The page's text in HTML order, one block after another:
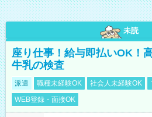
未読
座り仕事！給与即払いOK！
牛乳の検査
派遣 職種未経験OK 社会人未経験OK
WEB登録・面接OK